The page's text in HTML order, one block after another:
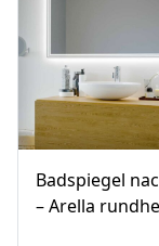
Badspiegel
– Arella